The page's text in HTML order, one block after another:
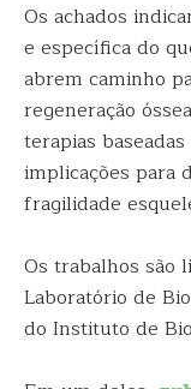
Os achados
e específica do
abrem caminho
regeneração
terapias
implicações para
fragilidade
Os trabalhos são
Laboratório de
do Instituto de